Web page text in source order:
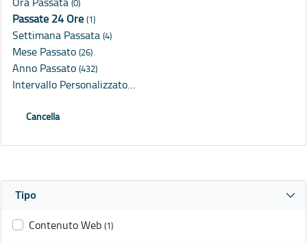
(0)
Passate 24 Ore (1)
Settimana Passata (4)
Mese Passato (26)
Anno Passato (432)
Intervallo Personalizzato…
Cancella
Tipo
Contenuto Web (1)